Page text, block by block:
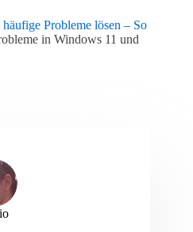
Probleme lösen – So
in Windows 11 und